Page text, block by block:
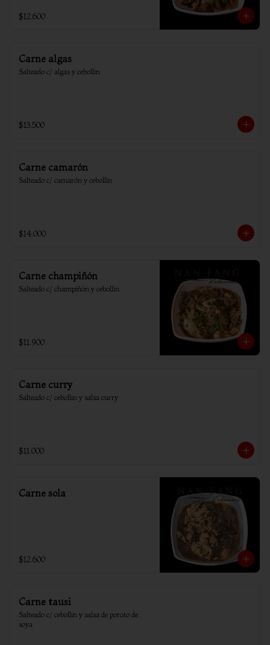
$12.600
Carne algas
Salteado c/ algas y cebollin
$13.500
Carne camarón
Salteado c/ camarón y cebollín
$14.000
Carne champiñón
Salteado c/ champiñón y cebollín
$11.900
Carne curry
Salteado c/ cebollin y salsa curry
$11.000
Carne sola
$12.600
Carne tausi
Salteado c/ cebollin y salsa de poroto de
soya